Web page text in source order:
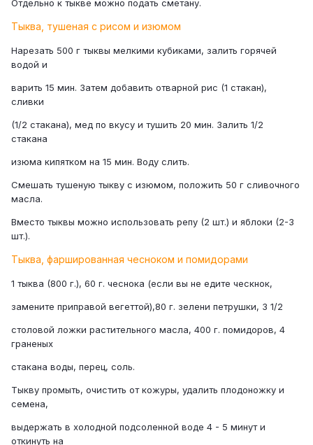
Отдельно к тыкве можно подать сметану.
Тыква, тушеная с рисом и изюмом
Нарезать 500 г тыквы мелкими кубиками, залить горячей
водой и
варить 15 мин. Затем добавить отварной рис (1 стакан),
сливки
(1/2 стакана), мед по вкусу и тушить 20 мин. Залить 1/2
стакана
изюма кипятком на 15 мин. Воду слить.
Смешать тушеную тыкву с изюмом, положить 50 г сливочного
масла.
Вместо тыквы можно использовать репу (2 шт.) и яблоки (2-3
шт.).
Тыква, фаршированная чесноком и помидорами
1 тыква (800 г.), 60 г. чеснока (если вы не едите ческнок,
замените приправой вегеттой),80 г. зелени петрушки, 3 1/2
столовой ложки растительного масла, 400 г. помидоров, 4
граненых
стакана воды, перец, соль.
Тыкву промыть, очистить от кожуры, удалить плодоножку и
семена,
выдержать в холодной подсоленной воде 4 - 5 минут и
откинуть на